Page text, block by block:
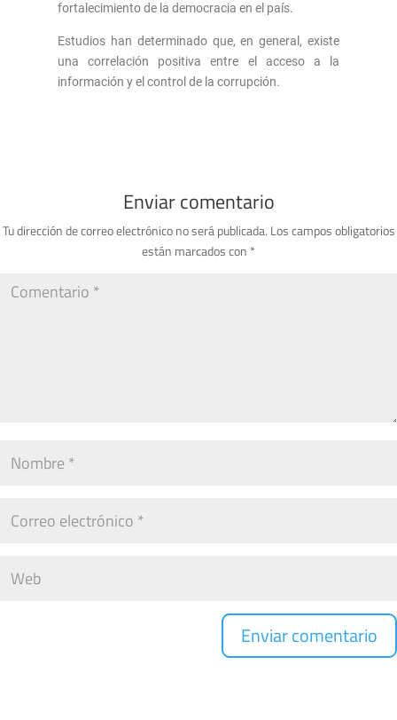
fortalecimiento de la democracia en el país.
Estudios han determinado que, en general, existe
una correlación positiva entre el acceso a la
información y el control de la corrupción.
Enviar comentario
Tu dirección de correo electrónico no será publicada. Los campos obligatorios
están marcados con *